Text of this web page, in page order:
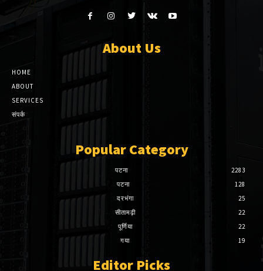
About Us
HOME
ABOUT
SERVICES
संपर्क
Popular Category
पटना
2283
पटना
128
दरभंगा
25
सीतामढ़ी
22
पूर्णिया
22
गया
19
Editor Picks